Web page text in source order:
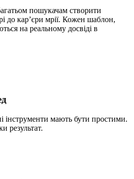
пошукачам створити
до кар’єри мрії. Кожен шаблон,
на реальному досвіді в
мають бути простими.
результат.